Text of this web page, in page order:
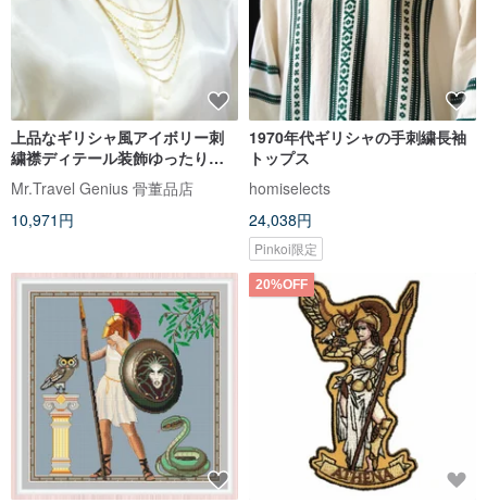
上品なギリシャ風アイボリー刺
繍襟ディテール装飾ゆったり長
袖シャツ 日本中古古着
Mr.Travel Genius 骨董品店
10,971円
1970年代ギリシャの手刺繍長袖
トップス
homiselects
24,038円
Pinkoi限定
20%OFF